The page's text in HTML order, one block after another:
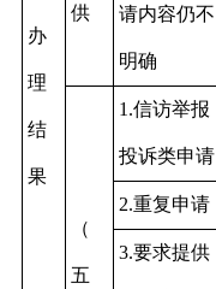
办
理
结
果
供 请内容仍不
明确
（
五
1.信访举报
投诉类申请
2.重复申请
3.要求提供